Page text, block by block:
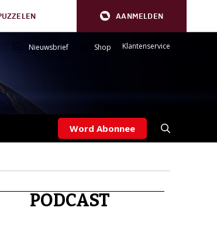
AANMELDEN
Nieuwsbrief Shop Klantenservice
Word Abonnee
PODCAST